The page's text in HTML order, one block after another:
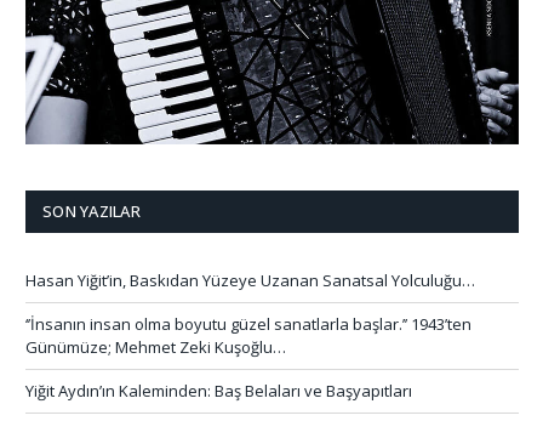
SON YAZILAR
Hasan Yiğit’in, Baskıdan Yüzeye Uzanan Sanatsal Yolculuğu…
‘’İnsanın insan olma boyutu güzel sanatlarla başlar.’’ 1943’ten
Günümüze; Mehmet Zeki Kuşoğlu…
Yiğit Aydın’ın Kaleminden: Baş Belaları ve Başyapıtları